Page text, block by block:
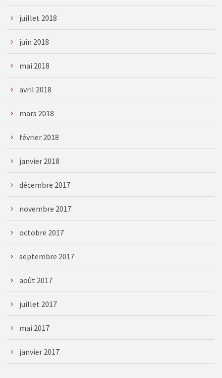
juillet 2018
juin 2018
mai 2018
avril 2018
mars 2018
février 2018
janvier 2018
décembre 2017
novembre 2017
octobre 2017
septembre 2017
août 2017
juillet 2017
mai 2017
janvier 2017